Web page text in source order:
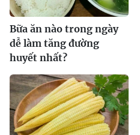
Bữa ăn nào trong ngày
dễ làm tăng đường
huyết nhất?